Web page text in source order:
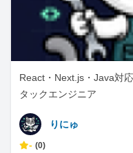
React・Next.js・Java対
タックエンジニア
りにゅ
- (0)